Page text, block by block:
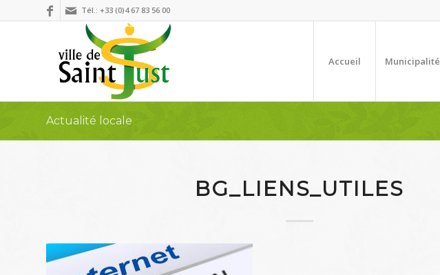
Tél.: +33 (0)4 67 83 56 00
Accueil Municipalité
Actualité locale
BG_LIENS_UTILES